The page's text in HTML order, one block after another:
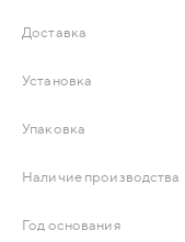
ФУРНИТУРА
УПОРЫ
Доставка
Установка
Упаковка
Наличие производства
Год основания